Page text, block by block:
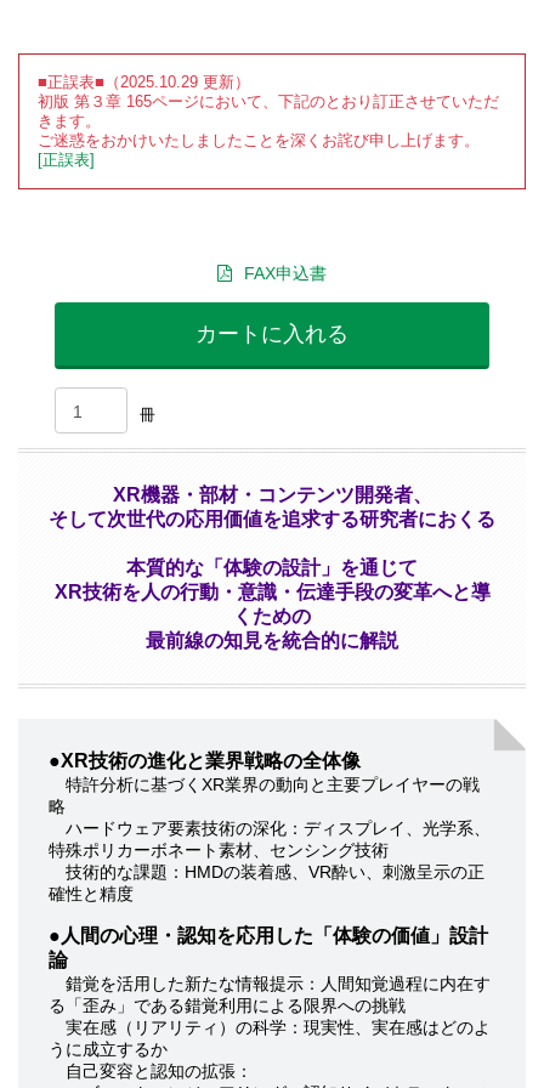
■正誤表■（2025.10.29 更新）
初版 第３章 165ページにおいて、下記のとおり訂正させていただ
きます。
ご迷惑をおかけいたしましたことを深くお詫び申し上げます。
[正誤表]
FAX申込書
カートに入れる
冊
XR機器・部材・コンテンツ開発者、
そして次世代の応用価値を追求する研究者におくる
本質的な「体験の設計」を通じて
XR技術を人の行動・意識・伝達手段の変革へと導
くための
最前線の知見を統合的に解説
●XR技術の進化と業界戦略の全体像
特許分析に基づくXR業界の動向と主要プレイヤーの戦
略
ハードウェア要素技術の深化：ディスプレイ、光学系、
特殊ポリカーボネート素材、センシング技術
技術的な課題：HMDの装着感、VR酔い、刺激呈示の正
確性と精度
● 人間の心理・認知を応用した「体験の価値」設計
論
錯覚を活用した新たな情報提示：人間知覚過程に内在す
る「歪み」である錯覚利用による限界への挑戦
実在感（リアリティ）の科学：現実性、実在感はどのよ
うに成立するか
自己変容と認知の拡張：